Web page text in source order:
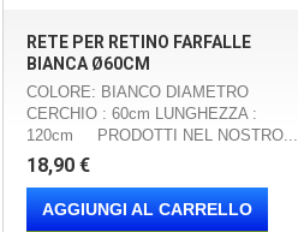
RETE PER RETINO FARFALLE
BIANCA Ø60CM
COLORE: BIANCO DIAMETRO
CERCHIO : 60cm LUNGHEZZA :
120cm PRODOTTI NEL NOSTRO...
18,90 €
AGGIUNGI AL CARRELLO